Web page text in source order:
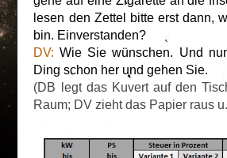
lesen den Zettel bitte erst dann,
bin. Einverstanden?
DV: Wie Sie wünschen. Und
Ding schon her und gehen Sie.
(DB legt das Kuvert auf den
Raum; DV zieht das Papier raus